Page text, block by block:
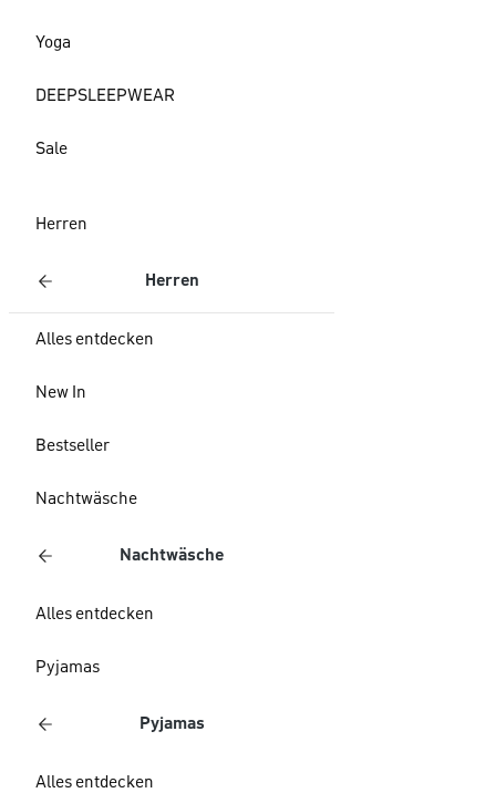
Yoga
DEEPSLEEPWEAR
Sale
Herren
Herren
Alles entdecken
New In
Bestseller
Nachtwäsche
Nachtwäsche
Alles entdecken
Pyjamas
Pyjamas
Alles entdecken